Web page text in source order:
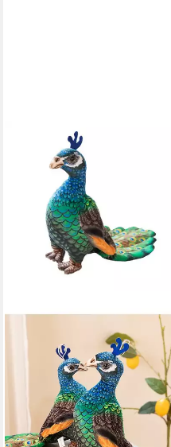
TINISU
Kuscheltier - 28 cm Plüschtier
Pfau Stofftier
lieferbar - in 4-5 Werktagen bei dir